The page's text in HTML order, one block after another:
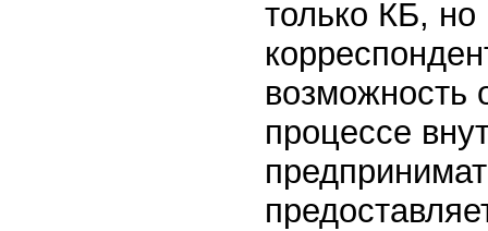
только КБ,
возможность
процессе